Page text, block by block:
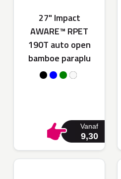
27" Impact
AWARE™ RPET
190T auto open
bamboe paraplu
Vanaf
9,30